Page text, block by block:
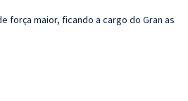
maior, ficando a cargo do Gran as